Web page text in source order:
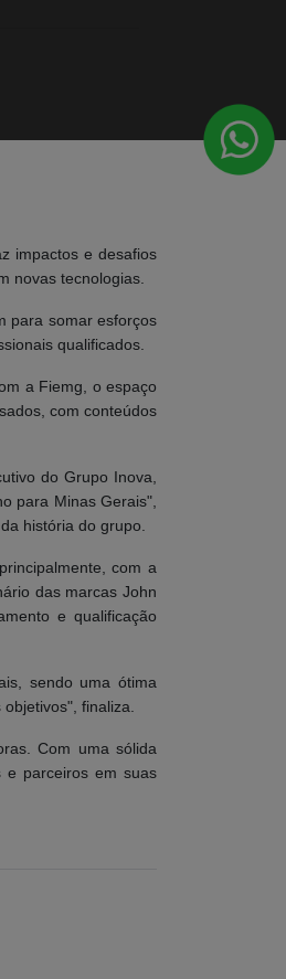
impactos e desafios
novas tecnologias.
para somar esforços
qualificados.
a Fiemg, o espaço
com conteúdos
do Grupo Inova,
para Minas Gerais",
história do grupo.
com a
das marcas John
e qualificação
sendo uma ótima
finaliza.
Com uma sólida
e parceiros em suas